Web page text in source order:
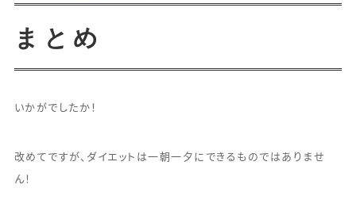
まとめ
いかがでしたか！
改めてですが、ダイエットは一朝一夕にできるものではありませ
ん！